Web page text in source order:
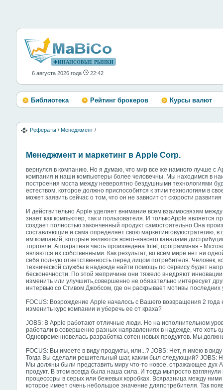
ФИНАНСОВЫЕ РЫНКИ
6 августа 2026 года 22:42
Библиотека Рейтинг брокеров Курсы валют
Рефераты / Менеджмент /
Менеджмент и маркетинг в Apple Corp.
вернулся в компанию. Но я думаю, что мир все же намного лучше с
компания и наши компьютеры более человечны. Мы находимся в
построения моста между невероятно бездушными технологиями
естеством, которое должно приспособится к этим технологиям в
может заявить сейчас о том, что он не зависит от скорости развития
И действительно Apple уделяет внимание всем взаимосвязям
знает как компьютер, так и пользователя. И толькоApple является
создает полностью законченный продукт самостоятельно.Она
составляющие и сама определяет свою маркетинговуюстратегию,
им компаний, которые являются всего-навсего каналами
торговле. Аппаратная часть произведена Intel, программная -
являются их собственными. Как результат, во всем мире нет ни
себя полную ответственность перед лицом потребителя.
технической службы в надежде найти помощь по сервису будет
бесконечности. По этой жепричине они тяжело внедряют
изменить или улучшить,совершенно не обязательно интересует
интервью со Стивом Джобсом, где он раскрывает мотивы
FOCUS: Возрождение Apple началось с Вашего возвращения 2 года
изменить курс компании и уберечь ее от краха?
JOBS: В Apple работают отличные люди. Но на исполнительном
работали в совершенно разных направлениях в надежде, что хоть
Одновременновелась разработка сотен новых продуктов. Мы
FOCUS: Вы имеете в виду продукты, или...? JOBS: Нет, я имею в
Тогда Вы сделали решительный шаг, каким был следующий? JOBS:
Мы должны были представить миру что-то новое, отражающее дух
продукт. В этом всегда была наша сила. И тогда мыпросто
процессоры в серых или бежевых коробках. Всяразница между ними
которое имеет очень небольшое значение дляпотребителя. Так